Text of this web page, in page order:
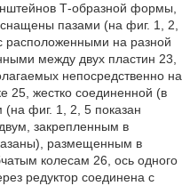
Т-образной формы,
пазами (на фиг. 1, 2,
расположенными на разной
между двух пластин 23,
непосредственно на
25, жестко соединенной (в
фиг. 1, 2, 5 показан
закрепленным в
размещенным в
колесам 26, ось одного
редуктор соединена с